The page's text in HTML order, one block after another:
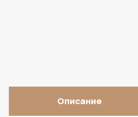
Описание